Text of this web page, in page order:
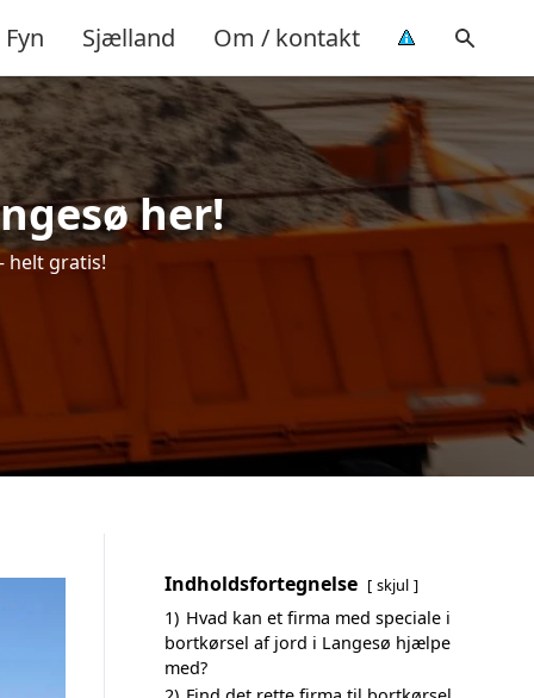
Fyn Sjælland Om / kontakt
her!
helt gratis!
Indholdsfortegnelse skjul
1) Hvad kan et firma med speciale i
bortkørsel af jord i Langesø hjælpe
med?